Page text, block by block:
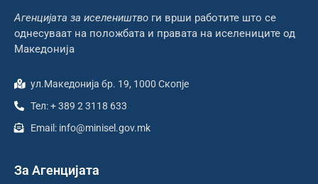
Агенцијата за иселеништво ги врши работите што се
однесуваат на положбата и правата на иселениците од
Македонија
ул.Македонија бр. 19, 1000 Скопје
Тел: + 389 2 3118 633
Email: info@minisel.gov.mk
За Агенцијата